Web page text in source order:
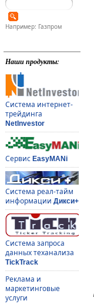
Например: Газпром
Наши продукты:
Система интернет-
трейдинга
NetInvestor
Сервис EasyMANi
Система реал-тайм
информации Дикси+
Система запроса
данных теханализа
TickTrack
Реклама и
маркетинговые
услуги